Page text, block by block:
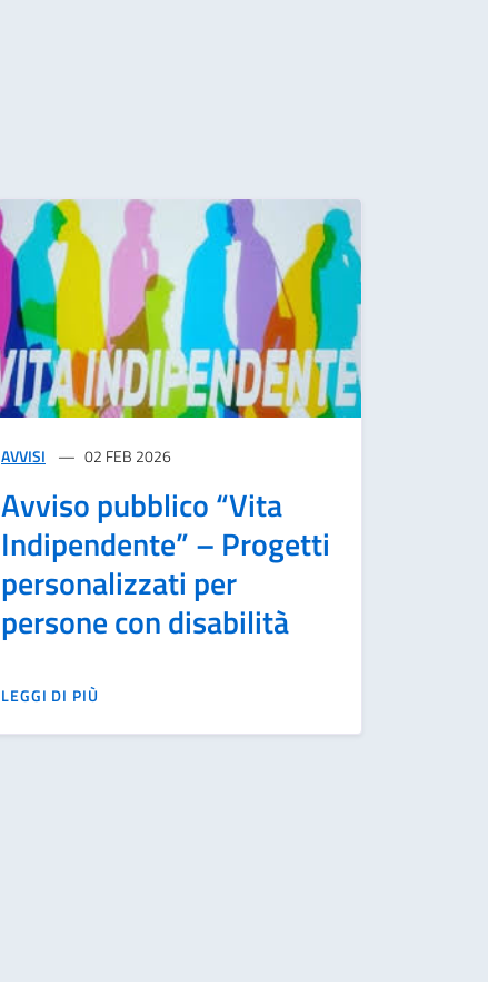
AVVISI 02 FEB 2026
Avviso pubblico “Vita
Indipendente” – Progetti
personalizzati per
persone con disabilità
LEGGI DI PIÙ